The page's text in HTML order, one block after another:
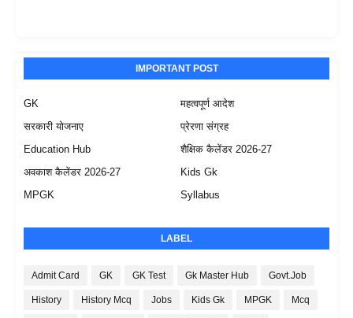
IMPORTANT POST
GK
महत्वपूर्ण आदेश
सरकारी योजनाए
प्रेरणा संग्रह
Education Hub
शैक्षिक कैलेंडर 2026-27
अवकाश कैलेंडर 2026-27
Kids Gk
MPGK
Syllabus
LABEL
Admit Card GK GK Test Gk Master Hub Govt.Job
History History Mcq Jobs Kids Gk MPGK Mcq